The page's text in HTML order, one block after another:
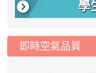
學
即時空氣品質